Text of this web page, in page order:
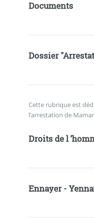
Documents
Dossier
Cette rubrique est
l’arrestation de
Droits de l
Ennayer -